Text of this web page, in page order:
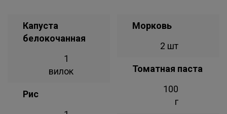
Капуста
белокочанная
1
вилок
Рис
Морковь
2 шт
Томатная паста
100
г